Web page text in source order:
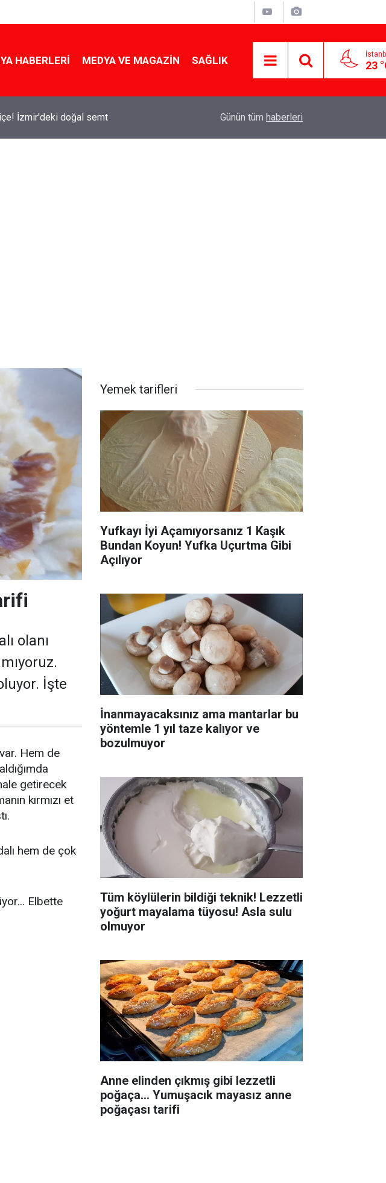
HABERLERI MEDYA VE MAGAZIN SAĞLIK 23
İzmir'deki doğal semt
yapmanın sırrı
Günün tüm haberleri
olanı
İşte
Hem de
getirecek
kırmızı et
hem de çok
Elbette
Yemek tarifleri
Yufkayı İyi Açamıyorsanız 1 Kaşık
Bundan Koyun! Yufka Uçurtma Gibi
Açılıyor
İnanmayacaksınız ama mantarlar bu
yöntemle 1 yıl taze kalıyor ve
bozulmuyor
Tüm köylülerin bildiği teknik! Lezzetli
yoğurt mayalama tüyosu! Asla sulu
olmuyor
Anne elinden çıkmış gibi lezzetli
poğaça... Yumuşacık mayasız anne
poğaçası tarifi